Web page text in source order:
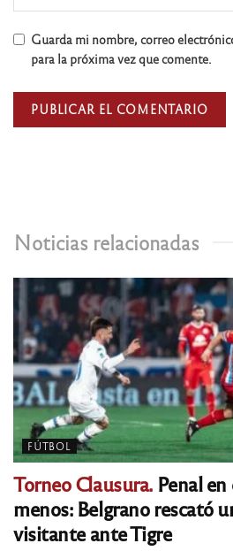
Noticias relacionadas
FÚTBOL
Torneo Clausura.Penal en
menos: Belgrano rescató
visitante ante Tigre
Guarda mi nombre, correo
para la próxima vez que comente.